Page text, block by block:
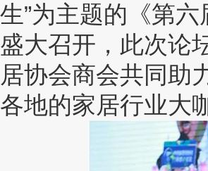
生”为主题的《第
盛大召开，此次论
居协会商会共同助
各地的家居行业大